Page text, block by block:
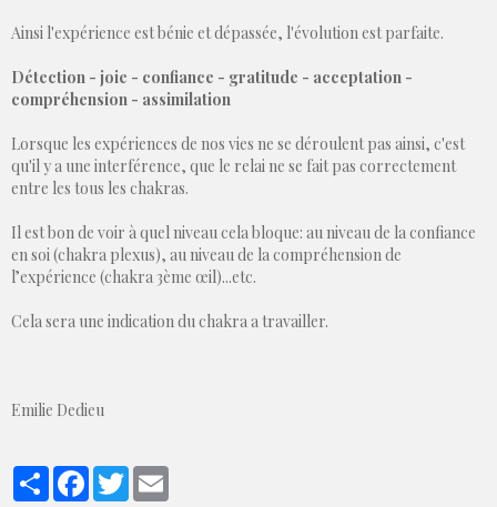
Ainsi l'expérience est bénie et dépassée, l'évolution est parfaite.
Détection - joie - confiance - gratitude - acceptation -
compréhension - assimilation
Lorsque les expériences de nos vies ne se déroulent pas ainsi, c'est
qu'il y a une interférence, que le relai ne se fait pas correctement
entre les tous les chakras.
Il est bon de voir à quel niveau cela bloque: au niveau de la confiance
en soi (chakra plexus), au niveau de la compréhension de
l’expérience (chakra 3ème œil)...etc.
Cela sera une indication du chakra a travailler.
Emilie Dedieu
PartagerFacebook
Twitter